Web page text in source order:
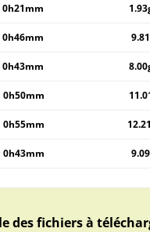
0h21mm
0h46mm
0h43mm
0h50mm
0h55mm
0h43mm
des fichiers à